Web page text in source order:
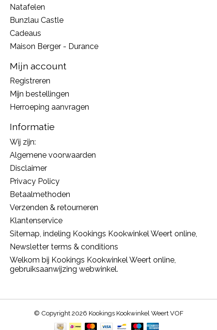
Natafelen
Bunzlau Castle
Cadeaus
Maison Berger - Durance
Mijn account
Registreren
Mijn bestellingen
Herroeping aanvragen
Informatie
Wij zijn:
Algemene voorwaarden
Disclaimer
Privacy Policy
Betaalmethoden
Verzenden & retourneren
Klantenservice
Sitemap, indeling Kookings Kookwinkel Weert online,
Newsletter terms & conditions
Welkom bij Kookings Kookwinkel Weert online,
gebruiksaanwijzing webwinkel.
© Copyright 2026 Kookings Kookwinkel Weert VOF